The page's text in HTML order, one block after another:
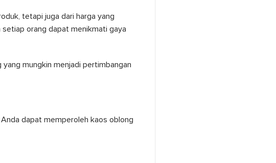
tetapi juga dari harga yang
orang dapat menikmati gaya
mungkin menjadi pertimbangan
dapat memperoleh kaos oblong